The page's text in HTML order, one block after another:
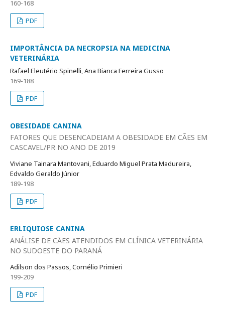
160-168
PDF
IMPORTÂNCIA DA NECROPSIA NA MEDICINA
VETERINÁRIA
Rafael Eleutério Spinelli, Ana Bianca Ferreira Gusso
169-188
PDF
OBESIDADE CANINA
FATORES QUE DESENCADEIAM A OBESIDADE EM CÃES EM
CASCAVEL/PR NO ANO DE 2019
Viviane Tainara Mantovani, Eduardo Miguel Prata Madureira,
Edvaldo Geraldo Júnior
189-198
PDF
ERLIQUIOSE CANINA
ANÁLISE DE CÃES ATENDIDOS EM CLÍNICA VETERINÁRIA
NO SUDOESTE DO PARANÁ
Adilson dos Passos, Cornélio Primieri
199-209
PDF